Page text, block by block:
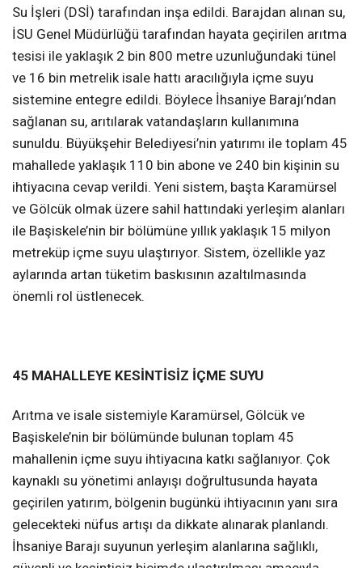
Su İşleri (DSİ) tarafından inşa edildi. Barajdan alınan su,
İSU Genel Müdürlüğü tarafından hayata geçirilen arıtma
tesisi ile yaklaşık 2 bin 800 metre uzunluğundaki tünel
ve 16 bin metrelik isale hattı aracılığıyla içme suyu
sistemine entegre edildi. Böylece İhsaniye Barajı’ndan
sağlanan su, arıtılarak vatandaşların kullanımına
sunuldu. Büyükşehir Belediyesi’nin yatırımı ile toplam 45
mahallede yaklaşık 110 bin abone ve 240 bin kişinin su
ihtiyacına cevap verildi. Yeni sistem, başta Karamürsel
ve Gölcük olmak üzere sahil hattındaki yerleşim alanları
ile Başiskele’nin bir bölümüne yıllık yaklaşık 15 milyon
metreküp içme suyu ulaştırıyor. Sistem, özellikle yaz
aylarında artan tüketim baskısının azaltılmasında
önemli rol üstlenecek.
45 MAHALLEYE KESİNTİSİZ İÇME SUYU
Arıtma ve isale sistemiyle Karamürsel, Gölcük ve
Başiskele’nin bir bölümünde bulunan toplam 45
mahallenin içme suyu ihtiyacına katkı sağlanıyor. Çok
kaynaklı su yönetimi anlayışı doğrultusunda hayata
geçirilen yatırım, bölgenin bugünkü ihtiyacının yanı sıra
gelecekteki nüfus artışı da dikkate alınarak planlandı.
İhsaniye Barajı suyunun yerleşim alanlarına sağlıklı,